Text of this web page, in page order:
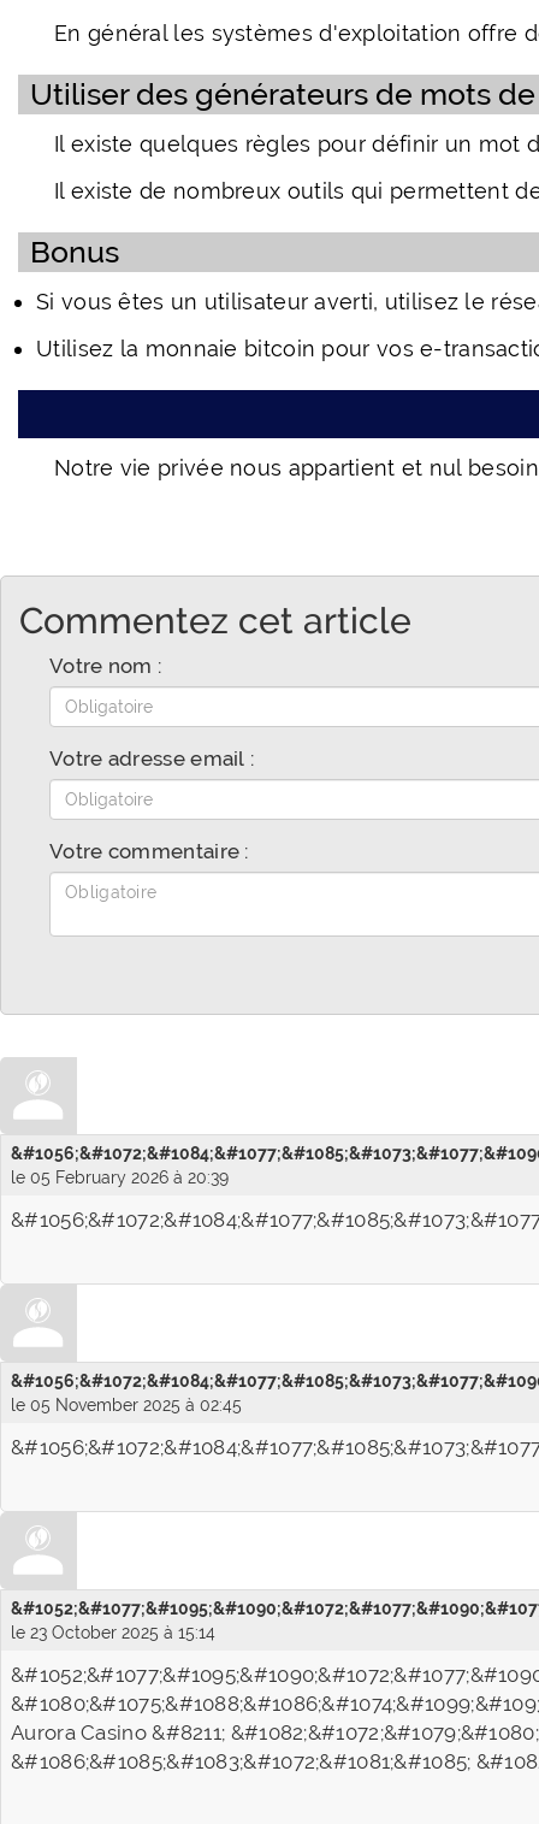
En général les systèmes d'exploitation
Utiliser des générateurs de mots
Il existe quelques règles pour définir un mot
Il existe de nombreux outils qui permettent
Bonus
Si vous êtes un utilisateur averti, utilisez le
Utilisez la monnaie bitcoin pour vos e-
Notre vie privée nous appartient et nul
Commentez cet article
Votre nom :
Votre adresse email :
Votre commentaire :
le 05 February 2026 à 20:39
le 05 November 2025 à 02:45
le 23 October 2025 à 15:14
Aurora Casino &#8211;
&#1086;&#1085;&#1083;&#1072;&#1081;&#1085;